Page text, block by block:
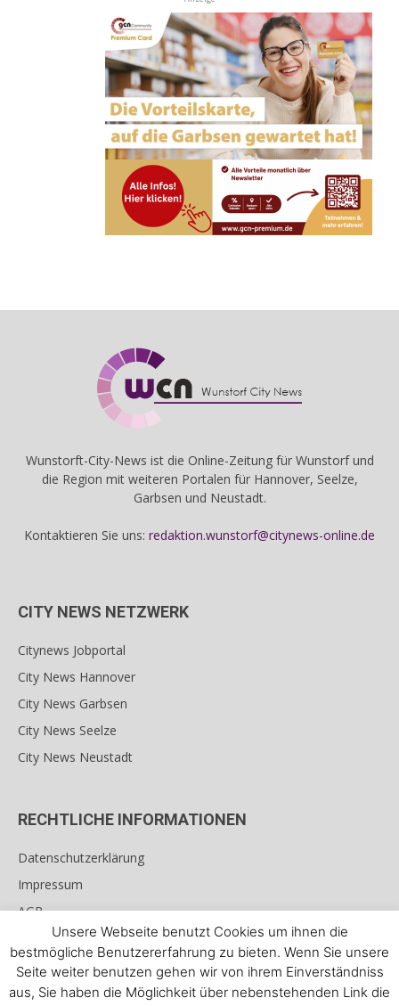
Wunstorft-City-News ist die Online-Zeitung für Wunstorf und
die Region mit weiteren Portalen für Hannover, Seelze,
Garbsen und Neustadt.
Kontaktieren Sie uns: redaktion.wunstorf@citynews-online.de
CITY NEWS NETZWERK
Citynews Jobportal
City News Hannover
City News Garbsen
City News Seelze
City News Neustadt
RECHTLICHE INFORMATIONEN
Datenschutzerklärung
Impressum
AGB
Teilnahmebedingungen für Gewinnspiele
Unsere Webseite benutzt Cookies um ihnen die
bestmögliche Benutzererfahrung zu bieten. Wenn Sie unsere
Seite weiter benutzen gehen wir von ihrem Einverständniss
aus, Sie haben die Möglichkeit über nebenstehenden Link die